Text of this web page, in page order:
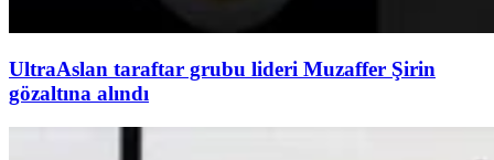
UltraAslan taraftar grubu lideri Muzaffer Şirin
gözaltına alındı